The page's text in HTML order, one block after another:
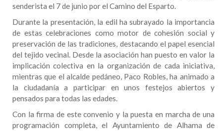
senderista el 7 de junio por el Camino del Esparto.
Durante la presentación, la edil ha subrayado la importancia
de estas celebraciones como motor de cohesión social y
preservación de las tradiciones, destacando el papel esencial
del tejido vecinal. Desde la asociación han puesto en valor la
implicación colectiva en la organización de cada iniciativa,
mientras que el alcalde pedáneo, Paco Robles, ha animado a
la ciudadanía a participar en unos festejos abiertos y
pensados para todas las edades.
Con la firma de este convenio y la puesta en marcha de una
programación completa, el Ayuntamiento de Alhama de